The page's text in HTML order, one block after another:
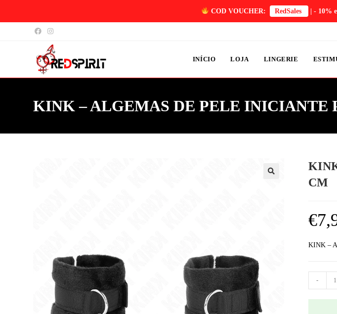
COD VOUCHER: RedSales | - 10%
INÍCIO LOJA LINGERIE
KINK – ALGEMAS DE PELE INICIANTE
CM
€
KINK –
-